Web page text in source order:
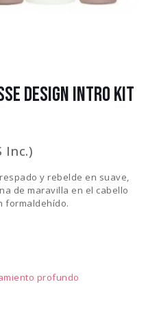
DESIGN INTRO KIT
Inc.)
y rebelde en suave,
de maravilla en el cabello
formaldehído.
profundo